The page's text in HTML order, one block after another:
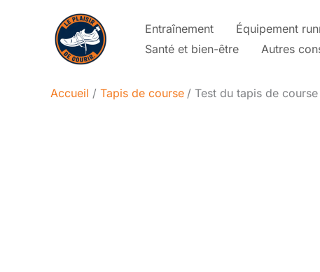
Entraînement Équipement
Santé et bien-être
Autres
Accueil Tapis de course Test du tapis de